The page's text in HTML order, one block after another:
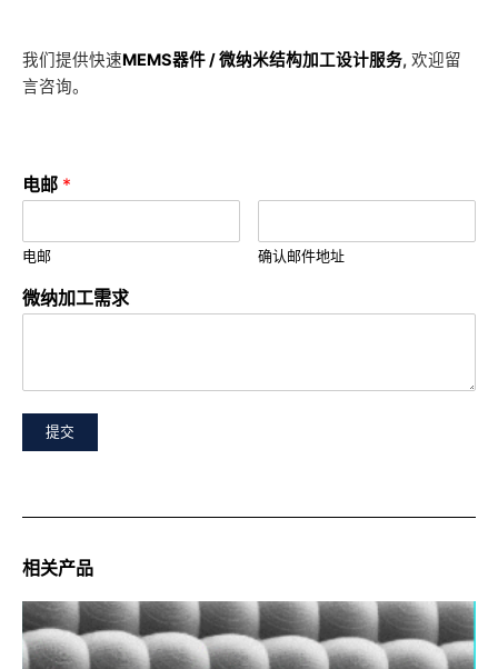
我们提供快速MEMS器件 / 微纳米结构加工设计服务, 欢迎留
言咨询。
电邮 *
电邮 确认邮件地址
微纳加工需求
提交
相关产品